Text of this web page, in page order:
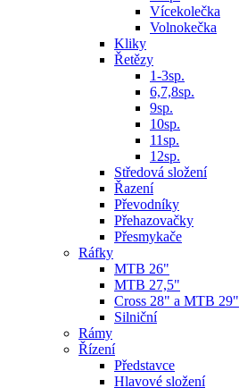
Vícekolečka
Volnokečka
Kliky
Řetězy
1-3sp.
6,7,8sp.
9sp.
10sp.
11sp.
12sp.
Středová složení
Řazení
Převodníky
Přehazovačky
Přesmykače
Ráfky
MTB 26"
MTB 27,5"
Cross 28" a MTB 29"
Silniční
Rámy
Řízení
Představce
Hlavové složení